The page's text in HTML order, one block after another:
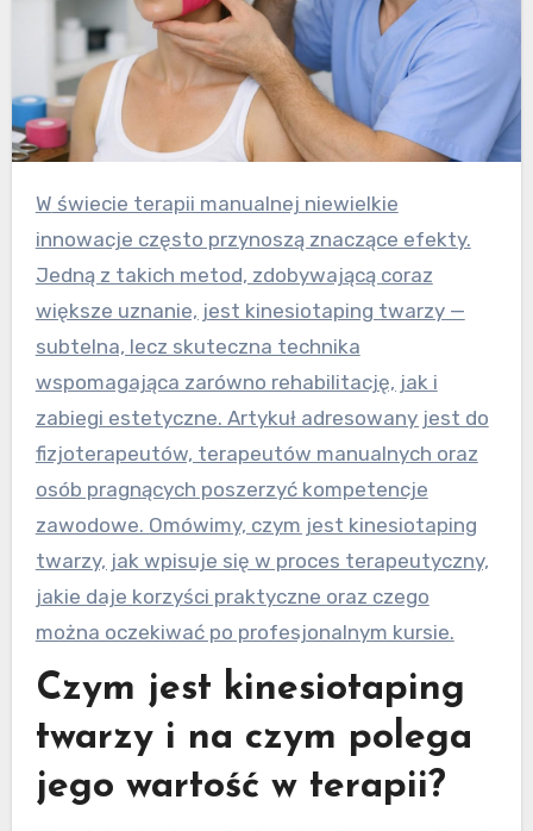
W świecie terapii manualnej niewielkie
innowacje często przynoszą znaczące efekty.
Jedną z takich metod, zdobywającą coraz
większe uznanie, jest kinesiotaping twarzy —
subtelna, lecz skuteczna technika
wspomagająca zarówno rehabilitację, jak i
zabiegi estetyczne. Artykuł adresowany jest do
fizjoterapeutów, terapeutów manualnych oraz
osób pragnących poszerzyć kompetencje
zawodowe. Omówimy, czym jest kinesiotaping
twarzy, jak wpisuje się w proces terapeutyczny,
jakie daje korzyści praktyczne oraz czego
można oczekiwać po profesjonalnym kursie.
Czym jest kinesiotaping
twarzy i na czym polega
jego wartość w terapii?